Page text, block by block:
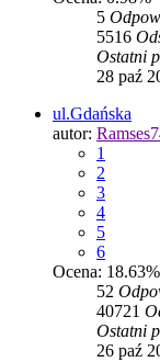
5
5516
Ostatni
28 paź
ul.Gdańska
autor:
1
2
3
4
5
6
Ocena: 18.63%
52
40721
Ostatni
26 paź